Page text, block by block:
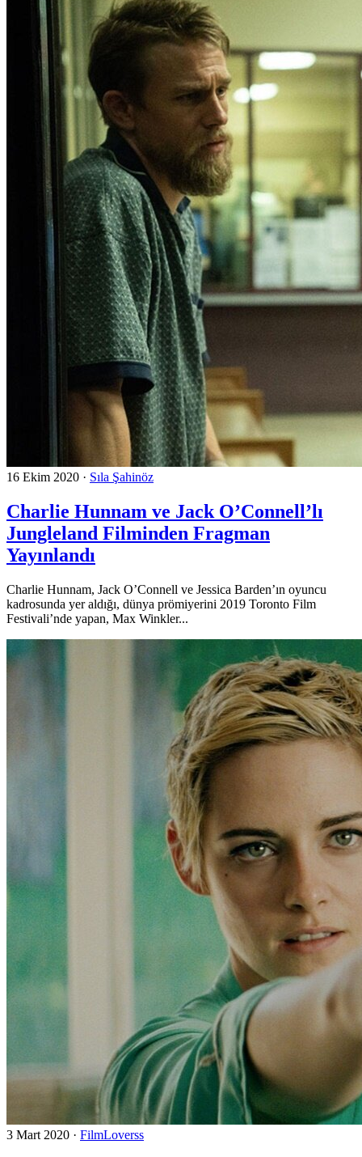
16 Ekim 2020 · Sıla Şahinöz
Charlie Hunnam ve Jack O’Connell’lı
Jungleland Filminden Fragman
Yayınlandı
Charlie Hunnam, Jack O’Connell ve Jessica Barden’ın oyuncu
kadrosunda yer aldığı, dünya prömiyerini 2019 Toronto Film
Festivali’nde yapan, Max Winkler...
3 Mart 2020 · FilmLoverss